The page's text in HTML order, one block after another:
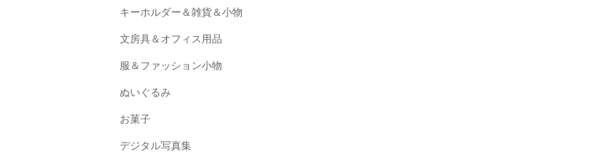
キーホルダー＆雑貨＆小物
文房具＆オフィス用品
服＆ファッション小物
ぬいぐるみ
お菓子
デジタル写真集